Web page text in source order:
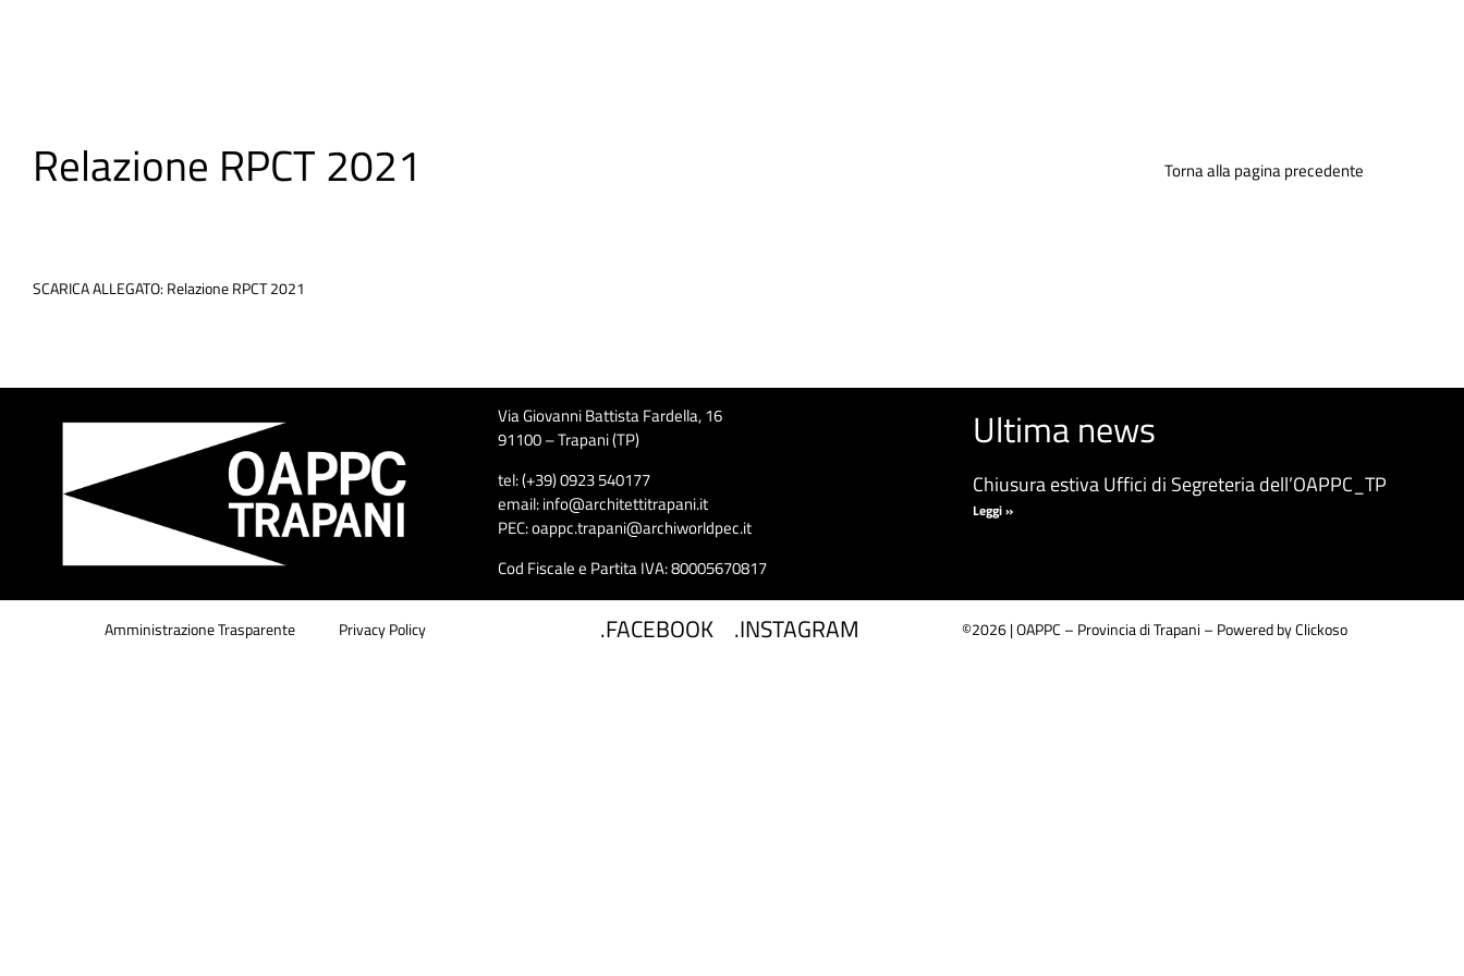
Relazione RPCT 2021 Torna alla pagina precedente
SCARICA ALLEGATO: Relazione RPCT 2021
Via Giovanni Battista Fardella, 16
91100 – Trapani (TP)
tel: (+39) 0923 540177
email: info@architettitrapani.it
PEC: oappc.trapani@archiworldpec.it
Cod Fiscale e Partita IVA: 80005670817
Ultima news
Chiusura estiva Uffici di Segreteria dell’OAPPC_TP
Leggi »
Amministrazione Trasparente Privacy Policy .FACEBOOK .INSTAGRAM ©2026 | OAPPC – Provincia di Trapani – Powered by Clickoso